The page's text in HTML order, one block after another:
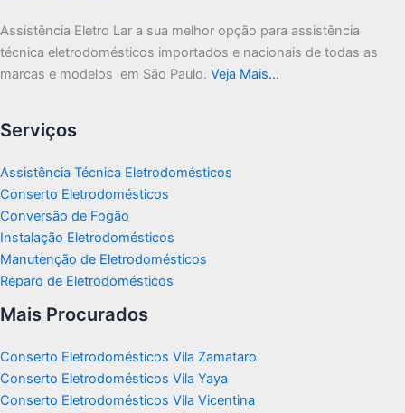
Assistência Eletro Lar a sua melhor opção para assistência
técnica eletrodomésticos importados e nacionais de todas as
marcas e modelos em São Paulo. Veja Mais…
Serviços
Assistência Técnica Eletrodomésticos
Conserto Eletrodomésticos
Conversão de Fogão
Instalação Eletrodomésticos
Manutenção de Eletrodomésticos
Reparo de Eletrodomésticos
Mais Procurados
Conserto Eletrodomésticos Vila Zamataro
Conserto Eletrodomésticos Vila Yaya
Conserto Eletrodomésticos Vila Vicentina